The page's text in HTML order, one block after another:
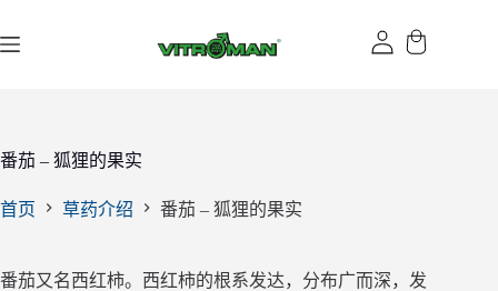
过
番茄 – 狐狸的果实
首页 草药介绍 番茄 – 狐狸的果实
番茄又名西红柿。西红柿的根系发达，分布广而深，发